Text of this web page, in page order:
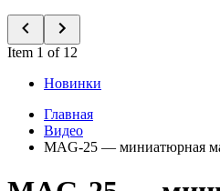
Item 1 of 12
Новинки
Главная
Видео
MAG-25 — миниатюрная